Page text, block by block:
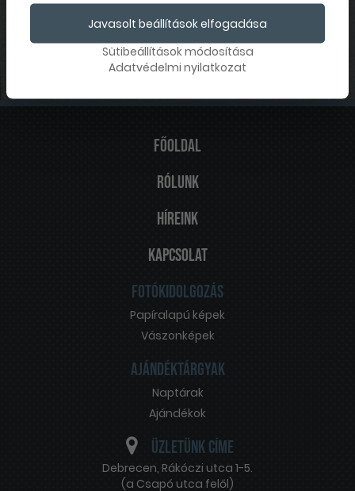
+36 70 940 5355
Főoldal
Rólunk
Híreink
Kapcsolat
Fotókidolgozás
Papíralapú képek
Vászonképek
Ajándéktárgyak
Naptárak
Ajándékok
Üzletünk címe
Debrecen, Rákóczi utca 1-5.
(a Csapó utca felől)
Javasolt beállítások elfogadása
Sütibeállítások módosítása
Adatvédelmi nyilatkozat